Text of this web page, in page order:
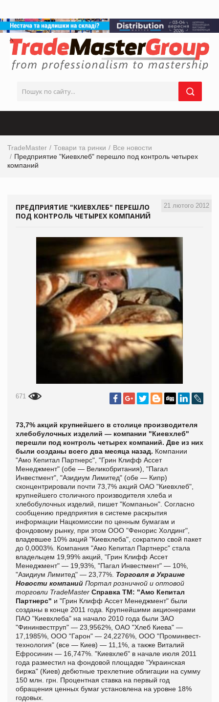
TradeMaster Товари та ринки
Все новости
Предприятие "Киевхлеб" перешло под контроль четырех
компаний
21 лютого 2012
ПРЕДПРИЯТИЕ "КИЕВХЛЕБ" ПЕРЕШЛО
ПОД КОНТРОЛЬ ЧЕТЫРЕХ КОМПАНИЙ
671
73,7% акций крупнейшего в столице производителя
хлебобулочных изделий — компании "Киевхлеб"
перешли под контроль четырех компаний. Две из них
были созданы всего два месяца назад. Компании
"Амо Кепитал Партнерс", "Грин Клифф Ассет
Менеджмент" (обе — Великобритания), "Пагал
Инвестмент", "Азидиум Лимитед" (обе — Кипр)
сконцентрировали почти 73,7% акций ОАО "Киевхлеб",
крупнейшего столичного производителя хлеба и
хлебобулочных изделий, пишет "Компаньон". Согласно
сообщению предприятия в системе раскрытия
информации Нацкомиссии по ценным бумагам и
фондовому рынку, при этом ООО "Фенорис Холдинг",
владевшее 10% акций "Киевхлеба", сократило свой пакет
до 0,0003%. Компания "Амо Кепитал Партнерс" стала
владельцем 19,99% акций, "Грин Клифф Ассет
Менеджмент" — 19,93%, "Пагал Инвестмент" — 10%,
"Азидиум Лимитед" — 23,77%. Торговля в Украине
Новости компаний Портал розничной и оптовой
торговли TradeMaster Справка ТМ: "Амо Кепитал
Партнерс" и "Грин Клифф Ассет Менеджмент" были
созданы в конце 2011 года.
Крупнейшими акционерами
ПАО "Киевхлеба" на начало 2010 года были ЗАО
"Фининвестгруп" — 23,9562%, ОАО "Хлеб Киева" —
17,1985%, ООО "Гарон" — 24,2276%, ООО "Проминвест-
технология" (все — Киев) — 11,1%, а также Виталий
Ефросинин — 16,747%. "Киевхлеб" в начале июля 2011
года разместил на фондовой площадке "Украинская
биржа" (Киев) дебютные трехлетние облигации на сумму
150 млн. грн. Процентная ставка на первый год
обращения ценных бумаг установлена на уровне 18%
годовых.